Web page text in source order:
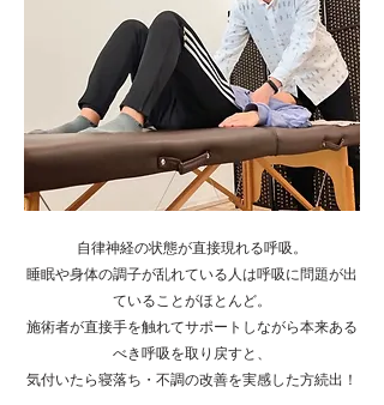
自律神経の状態が直接現れる呼吸。
睡眠や身体の調子が乱れている人は呼吸に問題が出
ていることがほとんど。
施術者が直接手を触れてサポートしながら本来ある
べき呼吸を取り戻すと、
気付いたら​寝落ち・不調の改善を実感した方続出！